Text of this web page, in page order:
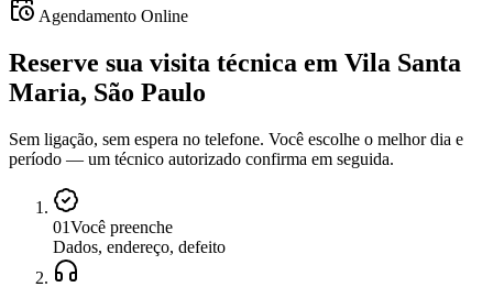
Agendamento Online
Reserve sua visita técnica em Vila Santa
Maria, São Paulo
Sem ligação, sem espera no telefone. Você escolhe o melhor dia e
período — um técnico autorizado confirma em seguida.
01Você preenche
Dados, endereço, defeito